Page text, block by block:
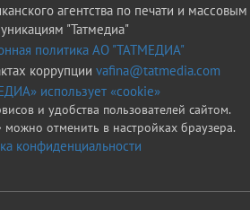
агентства по печати и массовым
"Татмедиа"
политика АО "ТАТМЕДИА"
коррупции vafina@tatmedia.com
использует «cookie»
и удобства пользователей сайтом.
отменить в настройках браузера.
конфиденциальности